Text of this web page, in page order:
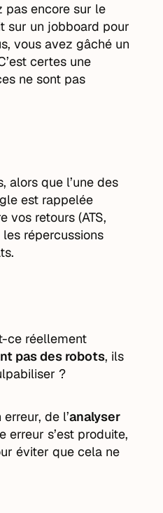
pas encore sur le
sur un jobboard pour
vous avez gâché un
certes une
ne sont pas
alors que l’une des
est rappelée
vos retours (ATS,
répercussions
ce réellement
pas des robots, ils
?
de l’analyser
erreur s’est produite,
éviter que cela ne